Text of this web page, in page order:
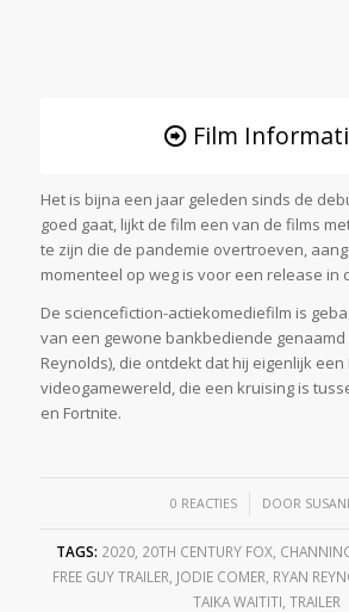
Film
Het is bijna een jaar geleden sinds de
goed gaat, lijkt de film een ​​van de films
te zijn die de pandemie overtroeven,
momenteel op weg is voor een release in
De sciencefiction-actiekomediefilm is
van een gewone bankbediende genaamd
Reynolds), die ontdekt dat hij eigenlijk een
videogamewereld, die een kruising is
en Fortnite.
0 REACTIES
/ DOOR
TAGS: 2020 20TH CENTURY FOX
FREE GUY TRAILER JODIE COMER RYAN
TAIKA WAITITI TRAILER